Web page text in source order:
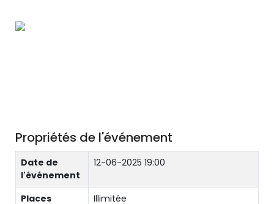
Propriétés de l'événement
Date de
l'événement
12-06-2025 19:00
Places
Illimitée